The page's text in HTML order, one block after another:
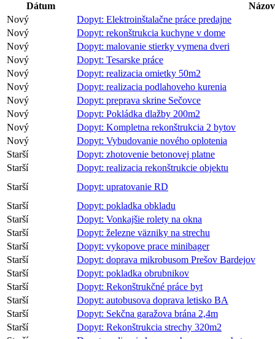
Dátum
Názov
Nový
Dopyt: Elektroinštalačne práce predajne
Nový
Dopyt: rekonštrukcia kuchyne v dome
Nový
Dopyt: malovanie stierky vymena dveri
Nový
Dopyt: Tesarske práce
Nový
Dopyt: realizacia omietky 50m2
Nový
Dopyt: realizacia podlahoveho kurenia
Nový
Dopyt: preprava skrine Sečovce
Nový
Dopyt: Pokládka dlažby 200m2
Nový
Dopyt: Kompletna rekonštrukcia 2 bytov
Nový
Dopyt: Vybudovanie nového oplotenia
Starší
Dopyt: zhotovenie betonovej platne
Starší
Dopyt: realizacia rekonštrukcie objektu
Starší
Dopyt: upratovanie RD
Starší
Dopyt: pokladka obkladu
Starší
Dopyt: Vonkajšie rolety na okna
Starší
Dopyt: železne väzniky na strechu
Starší
Dopyt: vykopove prace minibager
Starší
Dopyt: doprava mikrobusom Prešov Bardejov
Starší
Dopyt: pokladka obrubnikov
Starší
Dopyt: Rekonštrukčné práce byt
Starší
Dopyt: autobusova doprava letisko BA
Starší
Dopyt: Sekčna garažova brána 2,4m
Starší
Dopyt: Rekonštrukcia strechy 320m2